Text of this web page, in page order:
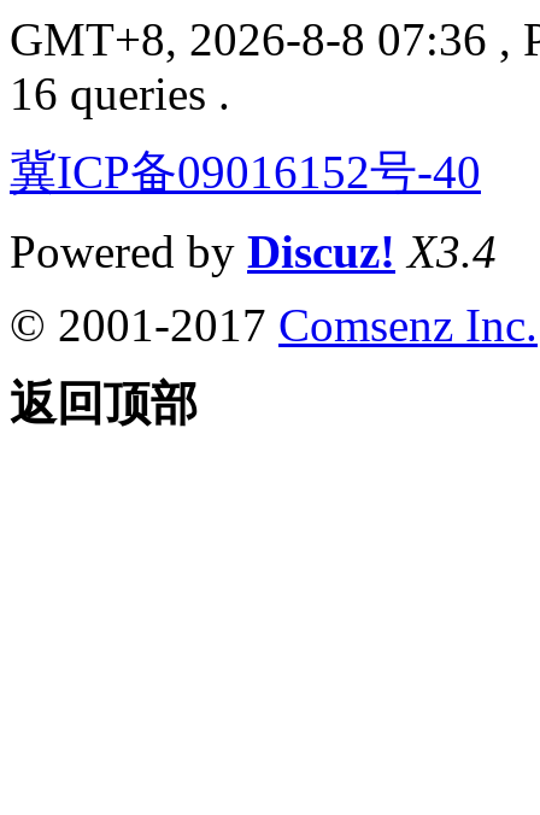
GMT+8, 2026-8-8 07:36 ,
16 queries .
冀ICP备09016152号-40
Powered by Discuz! X3.4
© 2001-2017 Comsenz Inc.
返回顶部